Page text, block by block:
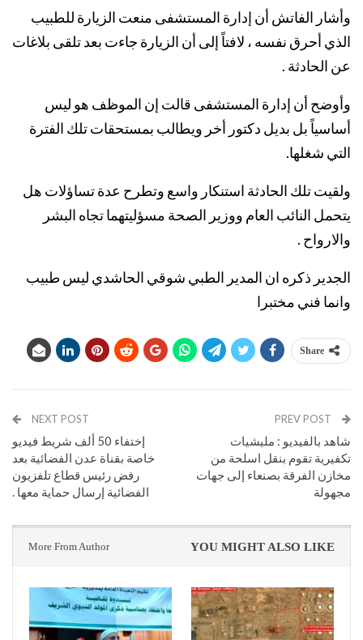
وأشار الفاتش أن إدارة المستشفى منعت الزيارة للطبيب
الذي أحرق نفسه ، لافتاً إلى أن الزيارة جاءت بعد تلقى بلاغات
عن الحادثة .
وأوضح أن إدارة المستشفى قالت إن الموظف هو ليس
أساسياً بل بديل دكتور أخر ويطالب بمستحقات تلك الفترة
التي شغلها.
ولقيت تلك الحادثة استنكار واسع وتطرح عدة تساؤلات هل
يتحمل النائب العام ووزير الصحة مسؤليتهما تجاه البشر
والارواح .
الجدير ذكره ان المدير الطبي شوقي الحاشدي ليس طبيب
وانما فني مختبرا
Share
شاهد بالفيديو : مليشيات
تكفيرية تقوم بنقل اسلحة من
مخازن الفرقة بصنعاء إلى جهات
مجهولة
NEXT POST
إختفاء 50 ألف شريط فيديو
خاصة بقناة عدن الفضائية بعد
رفض رئيس قطاع تلفزيون
الفضائية إرسال حماية معها .
YOU MIGHT ALSO LIKE
More From Author